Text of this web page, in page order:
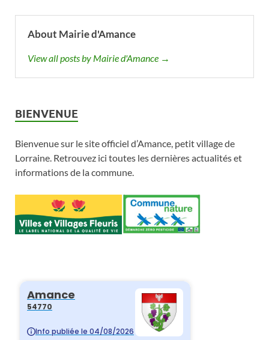
About Mairie d'Amance
View all posts by Mairie d'Amance →
BIENVENUE
Bienvenue sur le site officiel d’Amance, petit village de
Lorraine. Retrouvez ici toutes les dernières actualités et
informations de la commune.